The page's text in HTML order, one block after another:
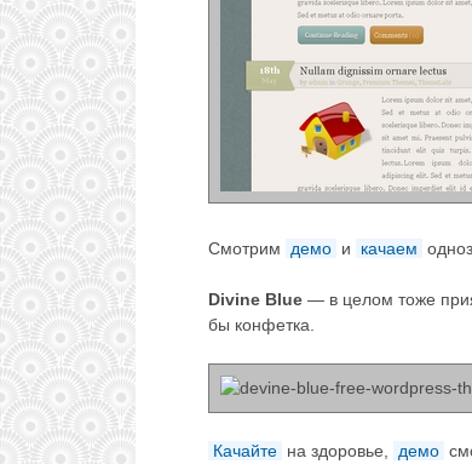
Смотрим демо и качаем
Divine Blue — в целом тоже
бы конфетка.
Качайте на здоровье, демо